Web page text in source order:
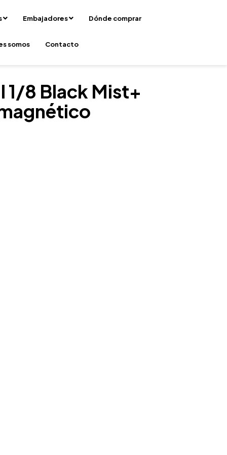
Embajadores Dónde comprar
somos Contacto
1/8 Black Mist+